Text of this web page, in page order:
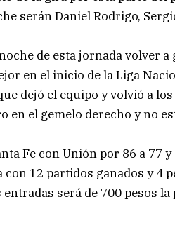
serán Daniel Rodrigo,
de esta jornada volver
en el inicio de la Liga
dejó el equipo y volvió a
en el gemelo derecho y no
Fe con Unión por 86 a 77
12 partidos ganados y 4
será de 700 pesos la